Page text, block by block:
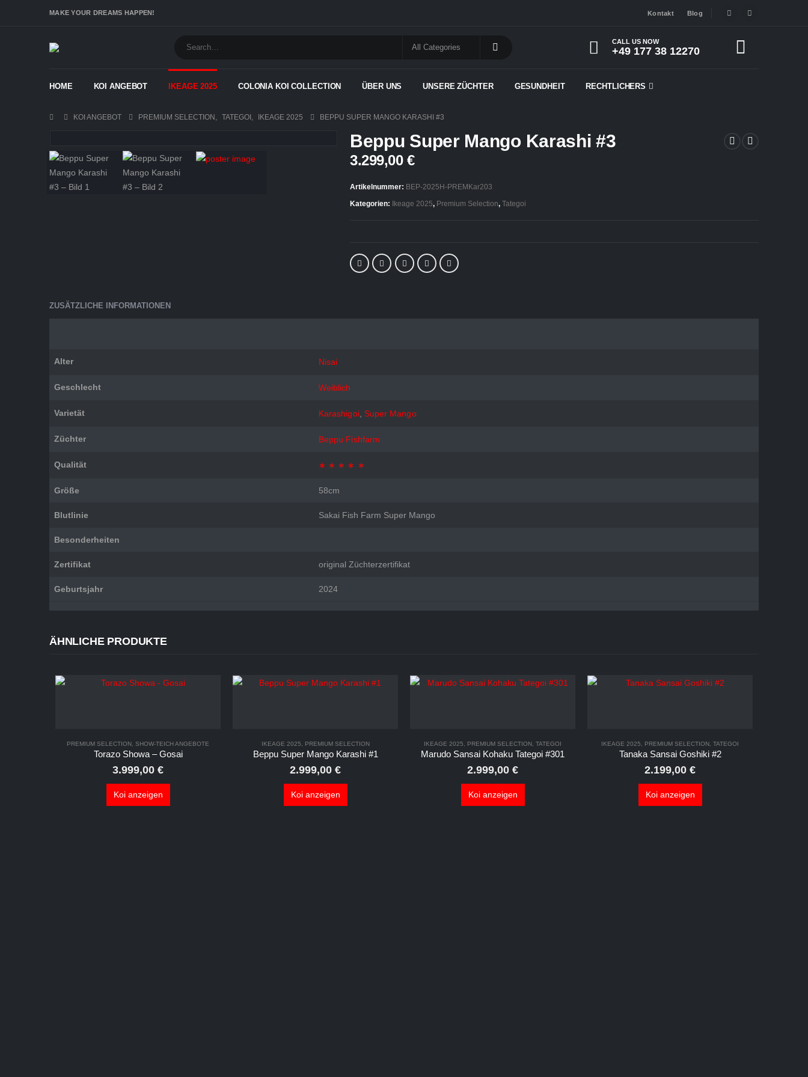
MAKE YOUR DREAMS HAPPEN! Kontakt Blog
CALL US NOW
+49 177 38 12270
HOME KOI ANGEBOT IKEAGE 2025 COLONIA KOI COLLECTION ÜBER UNS UNSERE ZÜCHTER GESUNDHEIT RECHTLICHERS
KOI ANGEBOT PREMIUM SELECTION , TATEGOI , IKEAGE 2025 BEPPU SUPER MANGO KARASHI #3
Beppu Super Mango Karashi #3
3.299,00 €
Artikelnummer: BEP-2025H-PREMKar203
Kategorien:
Ikeage 2025, Premium Selection, Tategoi
ZUSÄTZLICHE INFORMATIONEN
Alter Nisai
Geschlecht Weiblich
Varietät Karashigoi, Super Mango
Züchter Beppu Fishfarm
Qualität ∗ ∗ ∗ ∗ ∗
Größe 58cm
Blutlinie Sakai Fish Farm Super Mango
Besonderheiten
Zertifikat original Züchterzertifikat
Geburtsjahr 2024
ÄHNLICHE PRODUKTE
PREMIUM SELECTION SHOW-TEICH ANGEBOTE
Torazo Showa – Gosai
3.999,00 €
Koi anzeigen
IKEAGE 2025 PREMIUM SELECTION
Beppu Super Mango Karashi #1
2.999,00 €
Koi anzeigen
IKEAGE 2025 PREMIUM SELECTION TATEGOI
Marudo Sansai Kohaku Tategoi #301
2.999,00 €
Koi anzeigen
IKEAGE 2025 PREMIUM SELECTION TATEGOI
Tanaka Sansai Goshiki #2
2.199,00 €
Koi anzeigen